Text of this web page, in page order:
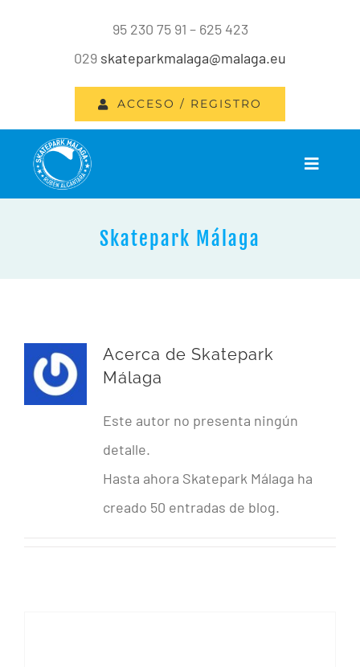
95 230 75 91 – 625 423
029 skateparkmalaga@malaga.eu
ACCESO / REGISTRO
Toggle
PRECIOS Y HORARIOS
Skatepark Málaga
Acerca de Skatepark
Málaga
Este autor no presenta ningún
detalle.
Hasta ahora Skatepark Málaga ha
creado 50 entradas de blog.